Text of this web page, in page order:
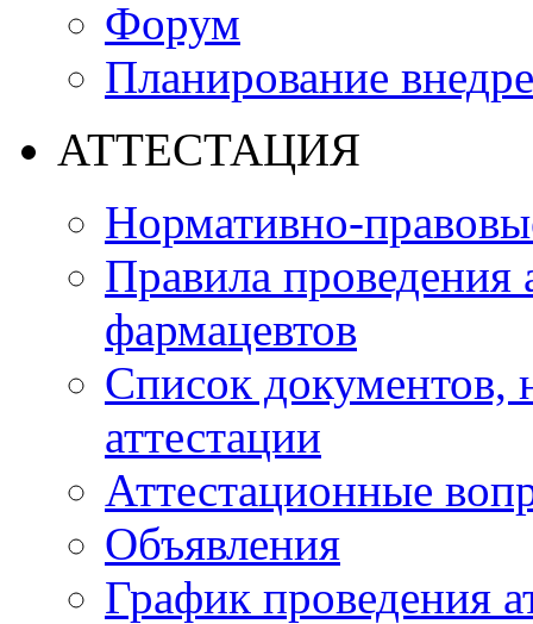
Форум
Планирование
АТТЕСТАЦИЯ
Нормативно-
Правила проведения
фармацевтов
Список документов,
аттестации
Аттестационные
Объявления
График проведения